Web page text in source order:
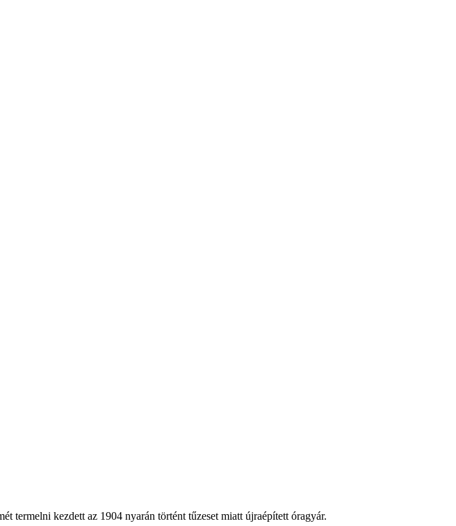
termelni kezdett az 1904 nyarán történt tűzeset miatt újraépített óragyár.